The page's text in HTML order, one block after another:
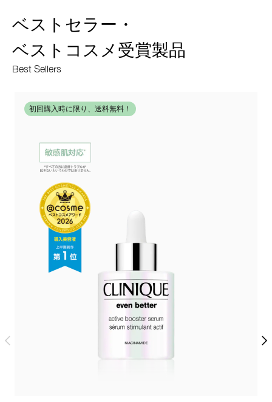
ベストセラー・
ベストコスメ受賞製品
Best Sellers
初回購入時に限り、送料無料！